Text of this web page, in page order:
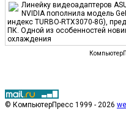
Линейку видеоадаптеров
NVIDIA пополнила модель
индекс TURBO-RTX3070-8G),
ПК. Одной из особенностей
охлаждения
© КомпьютерПресс 1999 - 2026